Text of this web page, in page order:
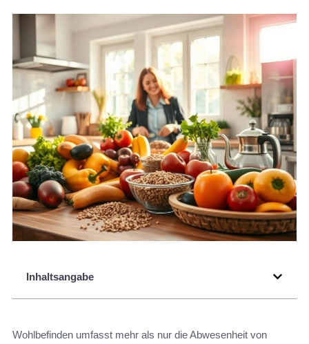
Inhaltsangabe
Wohlbefinden umfasst mehr als nur die Abwesenheit von